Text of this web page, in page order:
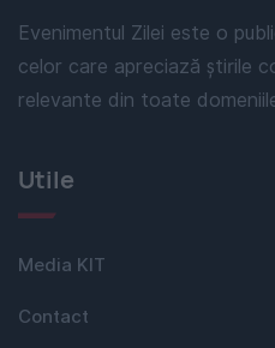
Evenimentul Zilei este o
celor care apreciază știrile
relevante din toate
Utile
Media KIT
Contact